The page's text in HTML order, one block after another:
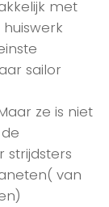
met
sailor
ze is niet
van